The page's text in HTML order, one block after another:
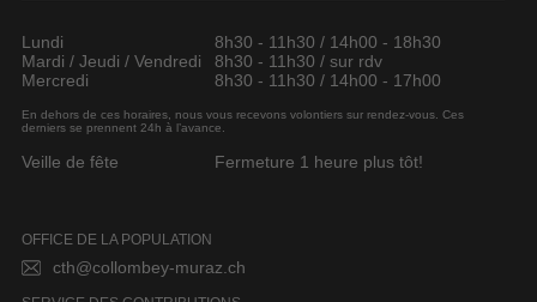
Lundi
8h30 - 11h30 / 14h00 - 18h30
Mardi / Jeudi / Vendredi
8h30 - 11h30 / sur rdv
Mercredi
8h30 - 11h30 / 14h00 - 17h00
En dehors de ces horaires, nous vous recevons volontiers sur rendez-vous. Ces
derniers se prennent 24h à l’avance.
Veille de fête Fermeture 1 heure plus tôt!
OFFICE DE LA POPULATION
cth@collombey-muraz.ch